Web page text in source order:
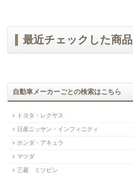
最近チェックした商品
自動車メーカーごとの検索はこちら
トヨタ・レクサス
日産ニッサン・インフィニティ
ホンダ・アキュラ
マツダ
三菱 ミツビシ